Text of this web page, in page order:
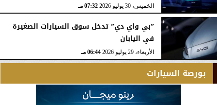
الخميس، 30 يوليو 2026 07:32 مـ
”بي واي دي” تدخل سوق السيارات الصغيرة
في اليابان
الأربعاء، 29 يوليو 2026 06:44 مـ
بورصة السيارات